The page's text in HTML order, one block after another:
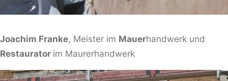
Joachim Franke, Meister im Mauerhandwerk und
Restaurator im Maurerhandwerk